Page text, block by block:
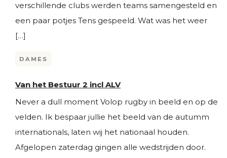
verschillende clubs werden teams samengesteld en
een paar potjes Tens gespeeld. Wat was het weer
[…]
DAMES
Van het Bestuur 2 incl ALV
Never a dull moment Volop rugby in beeld en op de
velden. Ik bespaar jullie het beeld van de autumm
internationals, laten wij het nationaal houden.
Afgelopen zaterdag gingen alle wedstrijden door.